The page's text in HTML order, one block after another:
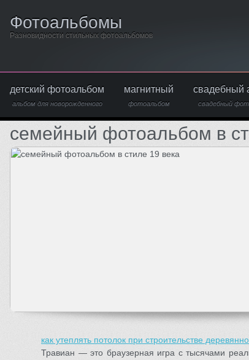
Фотоальбомы
Разновидности стильных фотоальбомов
детский фотоальбом
альбом для новорожденного
магнитный
фотоальбом
свадебный
свадебный
семейный фотоальбом в
как утеплять потолок при строительстве
Травиан — это браузерная игра с тысячами